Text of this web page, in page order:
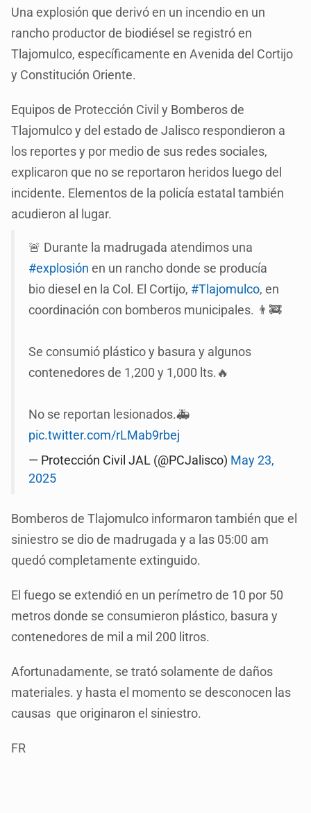
Una explosión que derivó en un incendio en un
rancho productor de biodiésel se registró en
Tlajomulco, específicamente en Avenida del Cortijo
y Constitución Oriente.
Equipos de Protección Civil y Bomberos de
Tlajomulco y del estado de Jalisco respondieron a
los reportes y por medio de sus redes sociales,
explicaron que no se reportaron heridos luego del
incidente. Elementos de la policía estatal también
acudieron al lugar.
🚨 Durante la madrugada atendimos una
#explosión en un rancho donde se producía
bio diesel en la Col. El Cortijo, #Tlajomulco, en
coordinación con bomberos municipales. 👨‍🚒
Se consumió plástico y basura y algunos
contenedores de 1,200 y 1,000 lts.🔥
No se reportan lesionados.🚑
pic.twitter.com/rLMab9rbej
— Protección Civil JAL (@PCJalisco) May 23,
2025
Bomberos de Tlajomulco informaron también que el
siniestro se dio de madrugada y a las 05:00 am
quedó completamente extinguido.
El fuego se extendió en un perímetro de 10 por 50
metros donde se consumieron plástico, basura y
contenedores de mil a mil 200 litros.
Afortunadamente, se trató solamente de daños
materiales. y hasta el momento se desconocen las
causas que originaron el siniestro.
FR